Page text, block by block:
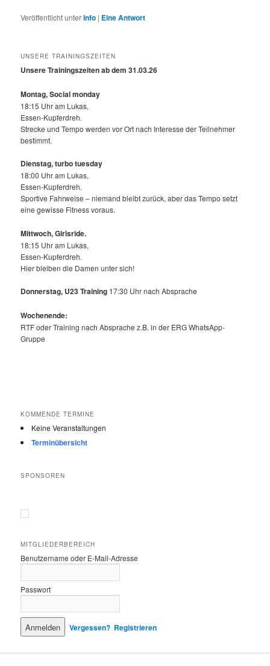
Veröffentlicht unterInfo | EineAntwort
UNSERE TRAININGSZEITEN
Unsere Trainingszeiten ab dem 31.03.26
Montag, Social monday
18:15 Uhr am Lukas,
Essen-Kupferdreh.
Strecke und Tempo werden vor Ort nach Interesse der Teilnehmer
bestimmt.
Dienstag, turbo tuesday
18:00 Uhr am Lukas,
Essen-Kupferdreh.
Sportive Fahrweise – niemand bleibt zurück, aber das Tempo setzt
eine gewisse Fitness voraus.
Mittwoch,Girlsride.
18:15 Uhr am Lukas,
Essen-Kupferdreh.
Hier bleiben die Damen unter sich!
Donnerstag, U23 Training 17:30 Uhr nach Absprache
Wochenende:
RTF oder Training nach Absprache z.B. in der ERG WhatsApp-
Gruppe
KOMMENDE TERMINE
Keine Veranstaltungen
Terminübersicht
SPONSOREN
MITGLIEDERBEREICH
Benutzername oder E-Mail-Adresse
Passwort
Vergessen? Registrieren